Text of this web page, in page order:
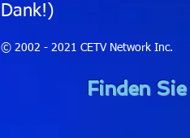
Dank!)
© 2002 - 2021 CETV Network Inc.
Finden